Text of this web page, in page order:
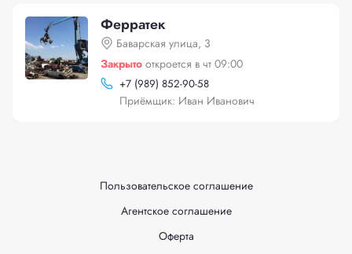
Ферратек
Баварская улица, 3
Закрыто откроется в чт 09:00
+7 (989) 852-90-58
Приёмщик: Иван Иванович
Пользовательское соглашение
Агентское соглашение
Оферта